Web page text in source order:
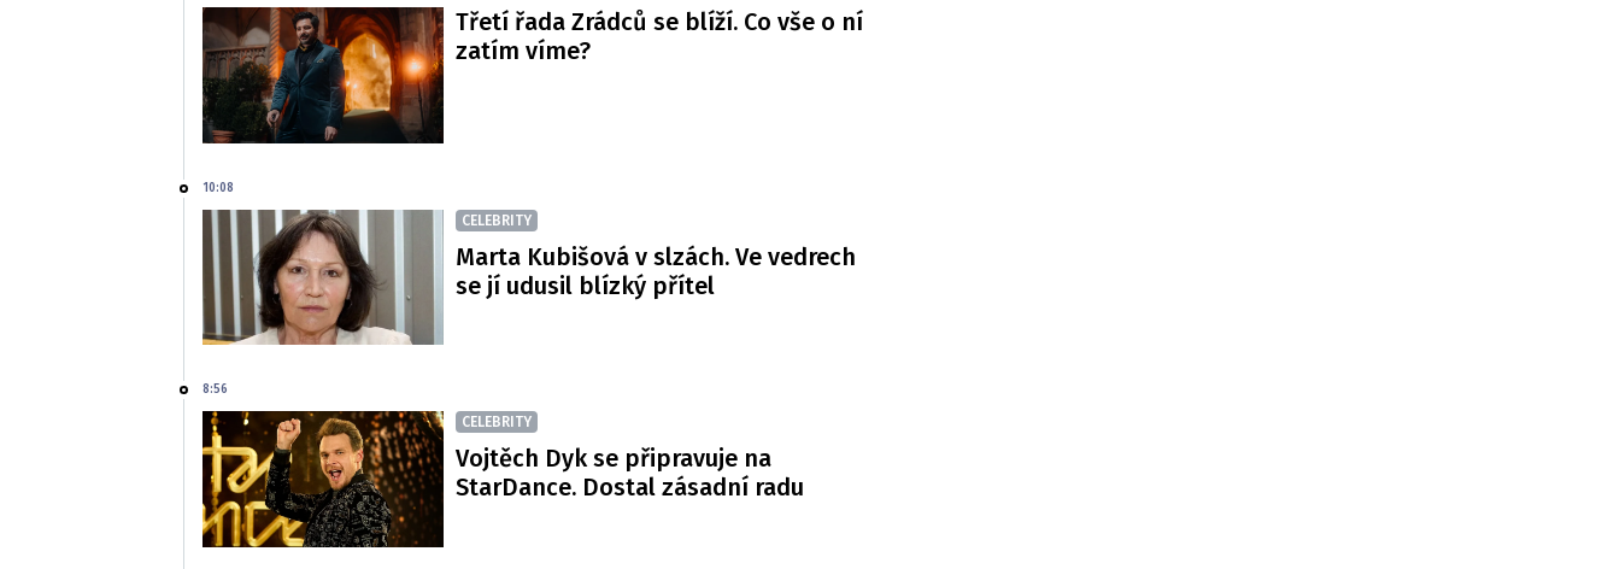
Třetí řada Zrádců se blíží. Co vše o ní
zatím víme?
10:08
CELEBRITY
Marta Kubišová v slzách. Ve vedrech
se jí udusil blízký přítel
8:56
CELEBRITY
Vojtěch Dyk se připravuje na
StarDance. Dostal zásadní radu